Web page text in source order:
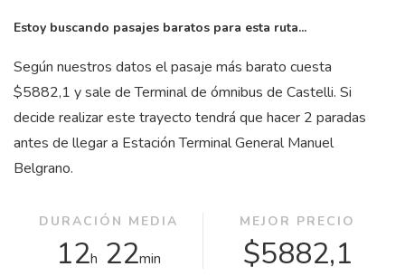
Estoy buscando pasajes baratos para esta ruta...
Según nuestros datos el pasaje más barato cuesta
$5882,1 y sale de Terminal de ómnibus de Castelli. Si
decide realizar este trayecto tendrá que hacer 2 paradas
antes de llegar a Estación Terminal General Manuel
Belgrano.
DURACIÓN MEDIA
12h 22min
MEJOR PRECIO
$5882,1